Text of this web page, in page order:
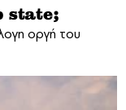
state;
οργή του